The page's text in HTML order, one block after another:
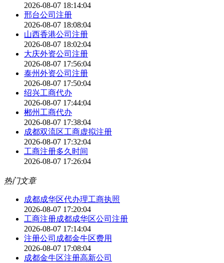
2026-08-07 18:14:04
邢台公司注册
2026-08-07 18:08:04
山西香港公司注册
2026-08-07 18:02:04
大庆外资公司注册
2026-08-07 17:56:04
泰州外资公司注册
2026-08-07 17:50:04
绍兴工商代办
2026-08-07 17:44:04
郴州工商代办
2026-08-07 17:38:04
成都双流区工商虚拟注册
2026-08-07 17:32:04
工商注册多久时间
2026-08-07 17:26:04
热门文章
成都成华区代办理工商执照
2026-08-07 17:20:04
工商注册成都成华区公司注册
2026-08-07 17:14:04
注册公司成都金牛区费用
2026-08-07 17:08:04
成都金牛区注册高新公司